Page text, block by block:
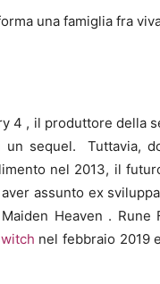
una famiglia fra
4 , il produttore della
sequel. Tuttavia,
nel 2013, il
assunto ex
Heaven .
nel febbraio 2019